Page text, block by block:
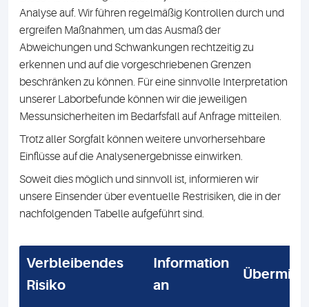
Analyse auf. Wir führen regelmäßig Kontrollen durch und
ergreifen Maßnahmen, um das Ausmaß der
Abweichungen und Schwankungen rechtzeitig zu
erkennen und auf die vorgeschriebenen Grenzen
beschränken zu können. Für eine sinnvolle Interpretation
unserer Laborbefunde können wir die jeweiligen
Messunsicherheiten im Bedarfsfall auf Anfrage mitteilen.
Trotz aller Sorgfalt können weitere unvorhersehbare
Einflüsse auf die Analysenergebnisse einwirken.
Soweit dies möglich und sinnvoll ist, informieren wir
unsere Einsender über eventuelle Restrisiken, die in der
nachfolgenden Tabelle aufgeführt sind.
Verbleibendes
Risiko
Information
an